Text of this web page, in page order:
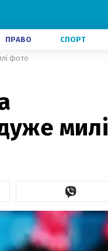
ПРАВО СПОРТ
фото
милі